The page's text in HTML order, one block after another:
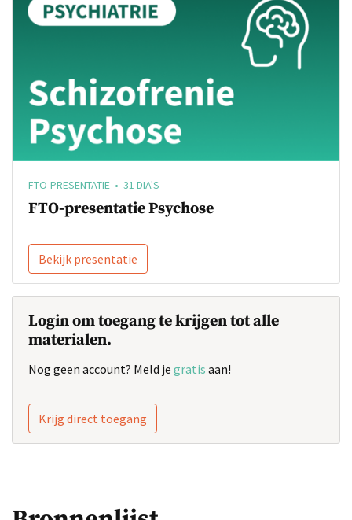
FTO-PRESENTATIE • 31 DIA'S
FTO-presentatie Psychose
Bekijk presentatie
Login om toegang te krijgen tot alle
materialen.
Nog geen account? Meld je gratis aan!
Krijg direct toegang